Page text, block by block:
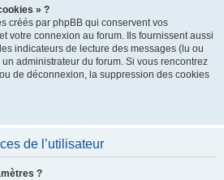
» ?
créés par phpBB qui conservent vos
votre connexion au forum. Ils fournissent aussi
indicateurs de lecture des messages (lu ou
administrateur du forum. Si vous rencontrez
de déconnexion, la suppression des cookies
de l’utilisateur
?